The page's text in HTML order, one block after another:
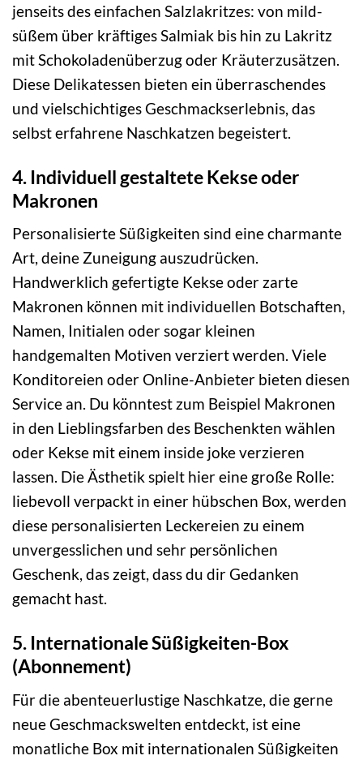
jenseits des einfachen Salzlakritzes: von mild-
süßem über kräftiges Salmiak bis hin zu Lakritz
mit Schokoladenüberzug oder Kräuterzusätzen.
Diese Delikatessen bieten ein überraschendes
und vielschichtiges Geschmackserlebnis, das
selbst erfahrene Naschkatzen begeistert.
4. Individuell gestaltete Kekse oder
Makronen
Personalisierte Süßigkeiten sind eine charmante
Art, deine Zuneigung auszudrücken.
Handwerklich gefertigte Kekse oder zarte
Makronen können mit individuellen Botschaften,
Namen, Initialen oder sogar kleinen
handgemalten Motiven verziert werden. Viele
Konditoreien oder Online-Anbieter bieten diesen
Service an. Du könntest zum Beispiel Makronen
in den Lieblingsfarben des Beschenkten wählen
oder Kekse mit einem inside joke verzieren
lassen. Die Ästhetik spielt hier eine große Rolle:
liebevoll verpackt in einer hübschen Box, werden
diese personalisierten Leckereien zu einem
unvergesslichen und sehr persönlichen
Geschenk, das zeigt, dass du dir Gedanken
gemacht hast.
5. Internationale Süßigkeiten-Box
(Abonnement)
Für die abenteuerlustige Naschkatze, die gerne
neue Geschmackswelten entdeckt, ist eine
monatliche Box mit internationalen Süßigkeiten